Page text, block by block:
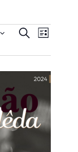
de
Eventos
Pesquisar
de
de
Lista